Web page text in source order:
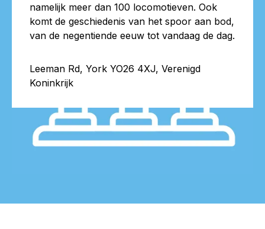
namelijk meer dan 100 locomotieven. Ook
komt de geschiedenis van het spoor aan bod,
van de negentiende eeuw tot vandaag de dag.
Leeman Rd, York YO26 4XJ, Verenigd
Koninkrijk